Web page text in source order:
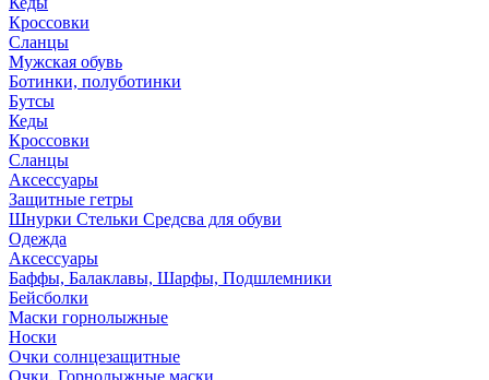
Кроссовки
Сланцы
Мужская обувь
Ботинки, полуботинки
Бутсы
Кеды
Кроссовки
Сланцы
Аксессуары
Защитные гетры
Шнурки Стельки Средсва для обуви
Одежда
Аксессуары
Баффы, Балаклавы, Шарфы, Подшлемники
Бейсболки
Маски горнолыжные
Носки
Очки солнцезащитные
Очки, Горнолыжные маски